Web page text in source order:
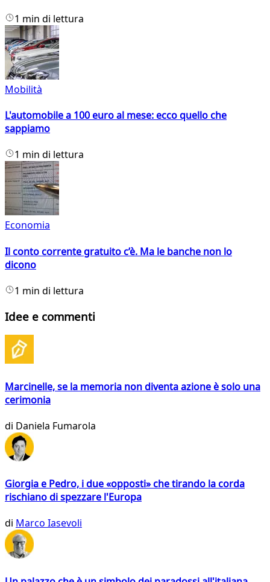
1 min di lettura
Mobilità
L'automobile a 100 euro al mese: ecco quello che
sappiamo
1 min di lettura
Economia
Il conto corrente gratuito c’è. Ma le banche non lo
dicono
1 min di lettura
Idee e commenti
Marcinelle, se la memoria non diventa azione è solo una
cerimonia
di Daniela Fumarola
Giorgia e Pedro, i due «opposti» che tirando la corda
rischiano di spezzare l'Europa
di Marco Iasevoli